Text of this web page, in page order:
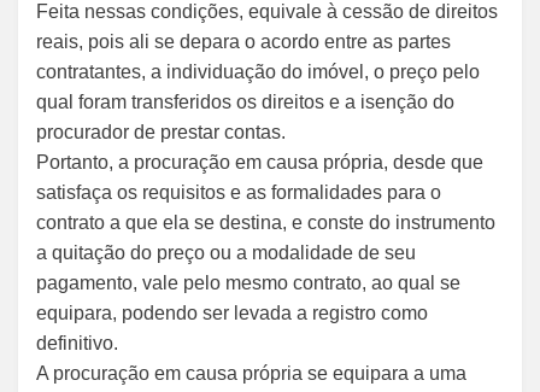
Feita nessas condições, equivale à cessão de direitos
reais, pois ali se depara o acordo entre as partes
contratantes, a individuação do imóvel, o preço pelo
qual foram transferidos os direitos e a isenção do
procurador de prestar contas.
Portanto, a procuração em causa própria, desde que
satisfaça os requisitos e as formalidades para o
contrato a que ela se destina, e conste do instrumento
a quitação do preço ou a modalidade de seu
pagamento, vale pelo mesmo contrato, ao qual se
equipara, podendo ser levada a registro como
definitivo.
A procuração em causa própria se equipara a uma